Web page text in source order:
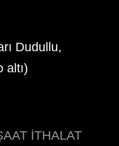
Dudullu,
altı)
İTHALAT